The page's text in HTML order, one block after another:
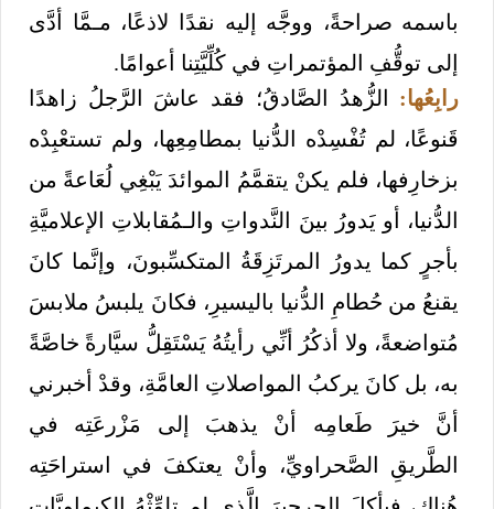
باسمه صراحةً، ووجَّه إليه نقدًا لاذعًا، مـمَّا أدَّى
إلى توقُّفِ المؤتمراتِ في كُلِّيَّتِنا أعوامًا.
رابِعُها:
الزُّهدُ الصَّادقُ؛ فقد عاشَ الرَّجلُ زاهدًا
قَنوعًا، لم تُفْسِدْه الدُّنيا بمطامِعِها، ولم تستعْبِدْه
بزخارِفها، فلم يكنْ يتقمَّمُ الموائدَ يَبْغِي لُعَاعةً من
الدُّنيا، أو يَدورُ بينَ النَّدواتِ والـمُقابلاتِ الإعلاميَّةِ
بأجرٍ كما يدورُ المرتَزِقَةُ المتكسِّبونَ، وإنَّما كانَ
يقنعُ من حُطامِ الدُّنيا باليسيرِ، فكانَ يلبسُ ملابسَ
مُتواضعةً، ولا أذكُرُ أنِّي رأيتُهُ يَسْتَقِلُّ سيَّارةً خاصَّةً
به، بل كانَ يركبُ المواصلاتِ العامَّةِ، وقدْ أخبرني
أنَّ خيرَ طَعامِه أنْ يذهبَ إلى مَزْرعَتِه في
الطَّريقِ الصَّحراويِّ، وأنْ يعتكفَ في استراحَتِه